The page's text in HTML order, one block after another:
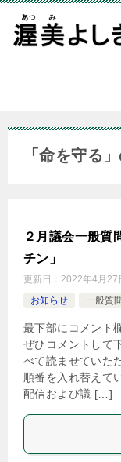
「命を守る
２月議会一般質
チン」
更新日： 2022年4月27
お知らせ
一般質
最下部にコメント
ぜひコメントして
べて読ませていた
順番を入れ替えて
配信および議 […]